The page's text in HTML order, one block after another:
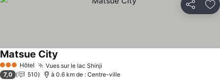
Partager
3 ÉtoilesHôtel Vues sur le lac Shinji
Matsue City
7,0 510 à 0.6 km de : Centre-ville